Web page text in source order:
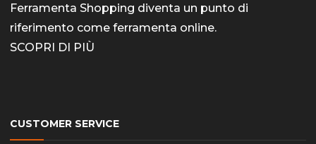
Ferramenta Shopping diventa un punto di
riferimento come ferramenta online.
SCOPRI DI PIÙ
CUSTOMER SERVICE